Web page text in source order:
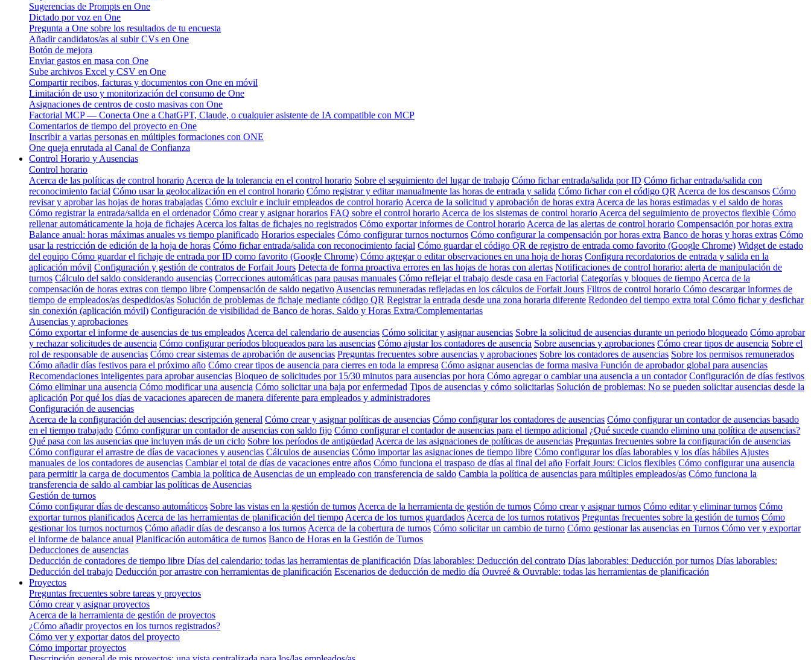
Sugerencias de Prompts en One
Dictado por voz en One
Pregunta a One sobre los resultados de tu encuesta
Añadir candidatos/as al subir CVs en One
Botón de mejora
Enviar gastos en masa con One
Sube archivos Excel y CSV en One
Compartir recibos, facturas y documentos con One en móvil
Limitación de uso y monitorización del consumo de One
Asignaciones de centros de costo masivas con One
Factorial MCP — Conecta One a ChatGPT, Claude, o cualquier asistente de IA compatible con MCP
Comentarios de tiempo del proyecto en One
Inscribir a varias personas en múltiples formaciones con ONE
One queja enrutada al Canal de Confianza
Control Horario y Ausencias
Control horario
Acerca de las políticas de control horario Acerca de la tolerancia en el control horario Sobre el seguimiento del lugar de trabajo Cómo fichar entrada/salida por ID Cómo fichar entrada/salida con
reconocimiento facial Cómo usar la geolocalización en el control horario Cómo registrar y editar manualmente las horas de entrada y salida Cómo fichar con el código QR Acerca de los descansos Cómo
revisar y aprobar las hojas de horas trabajadas Cómo excluir e incluir empleados de control horario Acerca de la solicitud y aprobación de horas extra Acerca de las horas estimadas y el saldo de horas
Cómo registrar la entrada/salida en el ordenador Cómo crear y asignar horarios FAQ sobre el control horario Acerca de los sistemas de control horario Acerca del seguimiento de proyectos flexible Cómo
rellenar automáticamente la hoja de fichajes Acerca los faltas de fichajes no registrados Cómo exportar informes de Control horario Acerca de las alertas de control horario Compensación por horas extra
Balance anual: horas máximas anuales vs tiempo planificado Horarios especiales Cómo configurar turnos nocturnos Cómo configurar la compensación por horas extra Banco de horas y horas extras Cómo
usar la restricción de edición de la hoja de horas Cómo fichar entrada/salida con reconocimiento facial Cómo guardar el código QR de registro de entrada como favorito (Google Chrome) Widget de estado
del equipo Cómo guardar el fichaje de entrada por ID como favorito (Google Chrome) Cómo agregar o editar observaciones en una hoja de horas Configura recordatorios de entrada y salida en la
aplicación móvil Configuración y gestión de contratos de Forfait Jours Detecta de forma proactiva errores en las hojas de horas con alertas Notificaciones de control horario: alerta de manipulación de
turnos Cálculo del saldo considerando ausencias Correcciones automáticas para pausas manuales Cómo reflejar el trabajo desde casa en Factorial Categorías y bloques de tiempo Acerca de la
compensación de horas extras con tiempo libre Compensación de saldo negativo Ausencias remuneradas reflejadas en los cálculos de Forfait Jours Filtros de control horario Cómo descargar informes de
tiempo de empleados/as despedidos/as Solución de problemas de fichaje mediante código QR Registrar la entrada desde una zona horaria diferente Redondeo del tiempo extra total Cómo fichar y desfichar
sin conexión (aplicación móvil) Configuración de visibilidad de Banco de horas, Saldo y Horas Extra/Complementarias
Ausencias y aprobaciones
Cómo exportar el informe de ausencias de tus empleados Acerca del calendario de ausencias Cómo solicitar y asignar ausencias Sobre la solicitud de ausencias durante un periodo bloqueado Cómo aprobar
y rechazar solicitudes de ausencia Cómo configurar períodos bloqueados para las ausencias Cómo ajustar los contadores de ausencia Sobre ausencias y aprobaciones Cómo crear tipos de ausencia Sobre el
rol de responsable de ausencias Cómo crear sistemas de aprobación de ausencias Preguntas frecuentes sobre ausencias y aprobaciones Sobre los contadores de ausencias Sobre los permisos remunerados
Cómo añadir días festivos para el próximo año Cómo crear tipos de ausencia para cierres en toda la empresa Cómo asignar ausencias de forma masiva Función de aprobador global para ausencias
Recomendaciones inteligentes para aprobar ausencias Bloqueo de solicitudes por 15/30 minutos para ausencias por hora Cómo agregar o cambiar una ausencia a un contador Configuración de días festivos
Cómo eliminar una ausencia Cómo modificar una ausencia Cómo solicitar una baja por enfermedad Tipos de ausencias y cómo solicitarlas Solución de problemas: No se pueden solicitar ausencias desde la
aplicación Por qué los días de vacaciones aparecen de manera diferente para empleados y administradores
Configuración de ausencias
Acerca de la configuración del ausencias: descripción general Cómo crear y asignar políticas de ausencias Cómo configurar los contadores de ausencias Cómo configurar un contador de ausencias basado
en el tiempo trabajado Cómo configurar un contador de ausencias con saldo fijo Cómo configurar el contador de ausencias para el tiempo adicional ¿Qué sucede cuando elimino una política de ausencias?
Qué pasa con las ausencias que incluyen más de un ciclo Sobre los períodos de antigüedad Acerca de las asignaciones de políticas de ausencias Preguntas frecuentes sobre la configuración de ausencias
Cómo configurar el arrastre de días de vacaciones y ausencias Cálculos de ausencias Cómo importar las asignaciones de tiempo libre Cómo configurar los días laborables y los días hábiles Ajustes
manuales de los contadores de ausencias Cambiar el total de días de vacaciones entre años Cómo funciona el traspaso de días al final del año Forfait Jours: Ciclos flexibles Cómo configurar una ausencia
para permitir la carga de documentos Cambia la política de Ausencias de un empleado con transferencia de saldo Cambia la política de ausencias para múltiples empleados/as Cómo funciona la
transferencia de saldo al cambiar las políticas de Ausencias
Gestión de turnos
Cómo configurar días de descanso automáticos Sobre las vistas en la gestión de turnos Acerca de la herramienta de gestión de turnos Cómo crear y asignar turnos Cómo editar y eliminar turnos Cómo
exportar turnos planificados Acerca de las herramientas de planificación del tiempo Acerca de los turnos guardados Acerca de los turnos rotativos Preguntas frecuentes sobre la gestión de turnos Cómo
gestionar los turnos nocturnos Cómo añadir días de descanso a los turnos Acerca de la cobertura de turnos Cómo solicitar un cambio de turno Cómo gestionar las ausencias en Turnos Cómo ver y exportar
el informe de balance anual Planificación automática de turnos Banco de Horas en la Gestión de Turnos
Deducciones de ausencias
Deducción de contadores de tiempo libre Días del calendario: todas las herramientas de planificación Días laborables: Deducción del contrato Días laborables: Deducción por turnos Días laborables:
Deducción del trabajo Deducción por arrastre con herramientas de planificación Escenarios de deducción de medio día Ouvreé & Ouvrable: todas las herramientas de planificación
Proyectos
Preguntas frecuentes sobre tareas y proyectos
Cómo crear y asignar proyectos
Acerca de la herramienta de gestión de proyectos
¿Cómo añadir proyectos en los turnos registrados?
Cómo ver y exportar datos del proyecto
Cómo importar proyectos